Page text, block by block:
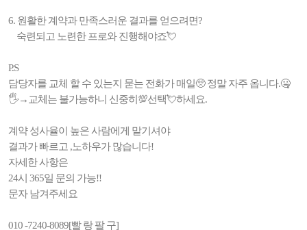
6. 원활한 계약과 만족스러운 결과를 얻으려면?
숙련되고 노련한 프로와 진행해야죠💘
P.S
담당자를 교체 할 수 있는지 묻는 전화가 매일🥺 정말 자주 옵니다.🤐
🖐→교체는 불가능하니 신중히💯선택💘하세요.
계약 성사율이 높은 사람에게 맡기셔야
결과가 빠르고 ,노하우가 많습니다!
자세한 사항은
24시 365일 문의 가능!!
문자 남겨주세요
010 -7240-8089[빨 랑 팔 구]